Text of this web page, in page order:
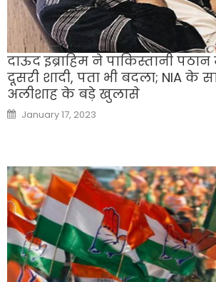
दाऊद इब्राहिम ने पाकिस्तानी
दूसरी शादी, पता भी बदला; NIA के
अलीशाह के बड़े खुलासे
Posted
on
January 17, 2023